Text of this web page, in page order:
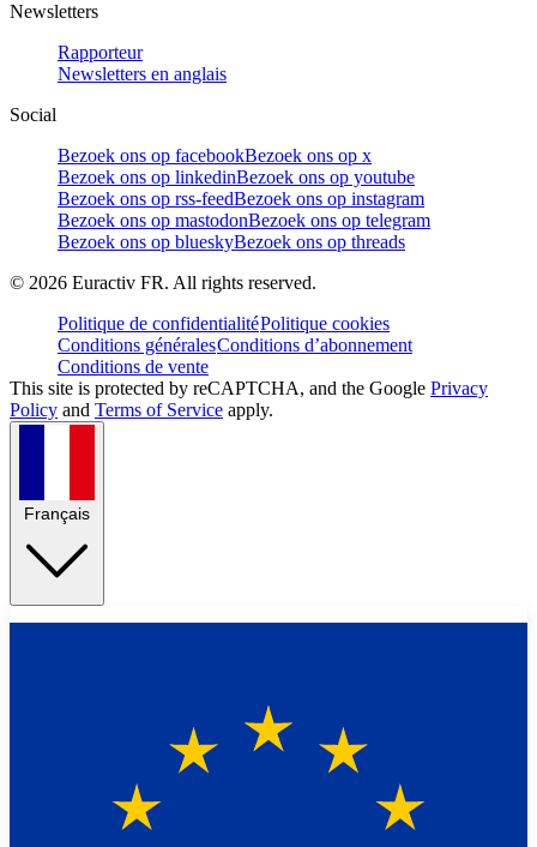
Newsletters
Rapporteur
Newsletters en anglais
Social
Bezoek ons op facebookBezoek ons op x
Bezoek ons op linkedinBezoek ons op youtube
Bezoek ons op rss-feedBezoek ons op instagram
Bezoek ons op mastodonBezoek ons op telegram
Bezoek ons op blueskyBezoek ons op threads
© 2026 Euractiv FR. All rights reserved.
Politique de confidentialitéPolitique cookies
Conditions généralesConditions d’abonnement
Conditions de vente
This site is protected by reCAPTCHA, and the Google Privacy
Policy and Terms of Service apply.
Français